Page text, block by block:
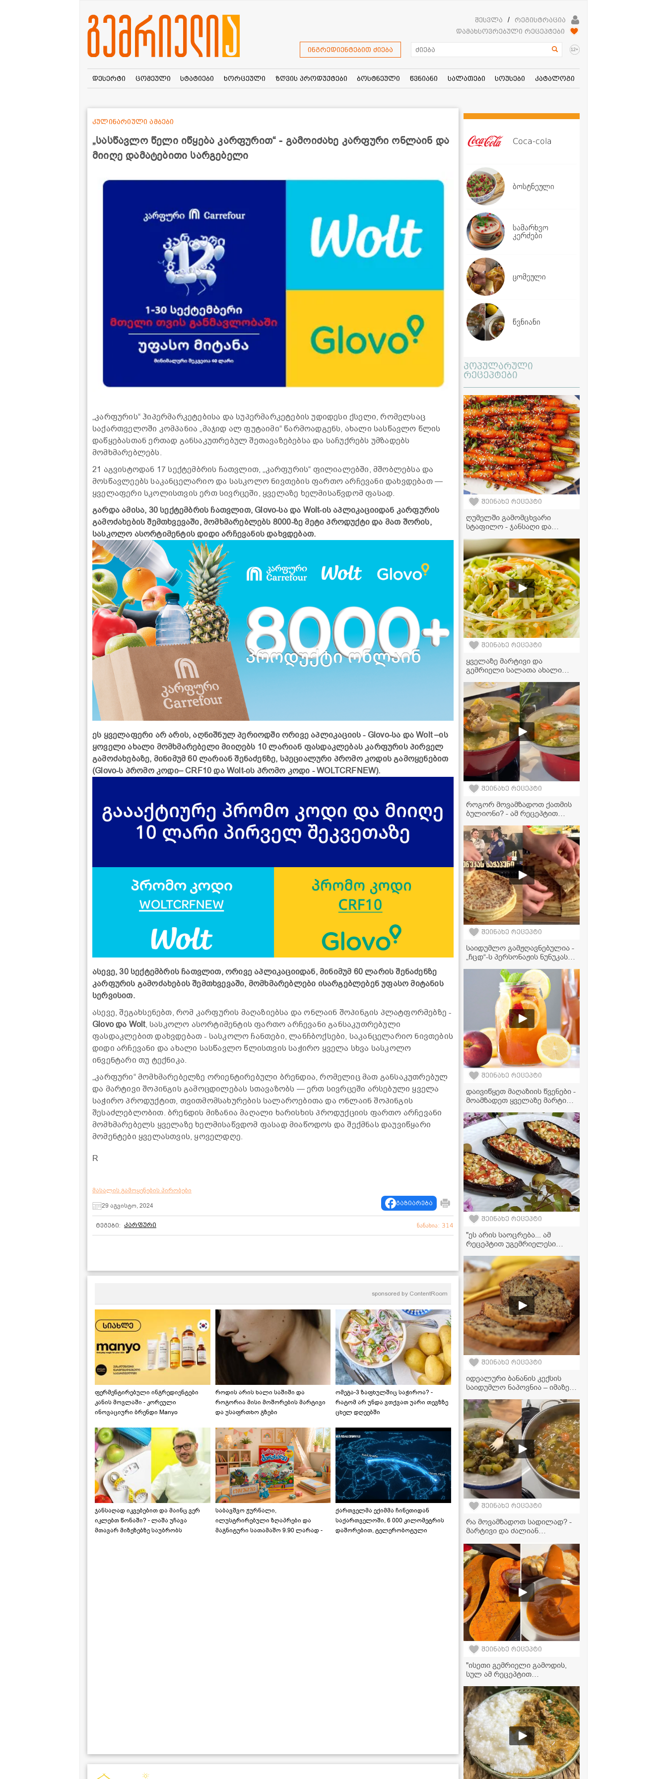
შესვლა /
რეგისტრაცია
დამახსოვრებული რეცეპტები
ინგრედიენტებით ძიება 12+
დესერტი ცომეული სტატიები ხორცეული ზღვის პროდუქტები ბოსტნეული წვნიანი სალათები სოუსები კატალოგი
„სასწავლო წელი იწყება კარფურით“ - გამოიძახე კარფური ონლაინ და
მიიღე დამატებითი სარგებელი
კულინარიული ამბები
„კარფურის“ ჰიპერმარკეტებისა და სუპერმარკეტების უდიდესი ქსელი, რომელსაც
საქართველოში კომპანია „მაჯიდ ალ ფუტაიმი“ წარმოადგენს, ახალი სასწავლო წლის
დაწყებასთან ერთად განსაკუთრებულ შეთავაზებებსა და საჩუქრებს უმზადებს
მომხმარებლებს.
21 აგვისტოდან 17 სექტემბრის ჩათვლით, „კარფურის“ ფილიალებში, მშობლებსა და
მოსწავლეებს საკანცელარიო და სასკოლო ნივთების ფართო არჩევანი დახვდებათ —
ყველაფერი სკოლისთვის ერთ სივრცეში, ყველაზე ხელმისაწვდომ ფასად.
გარდა ამისა, 30 სექტემბრის ჩათვლით, Glovo-სა და Wolt-ის აპლიკაციიდან კარფურის
გამოძახების შემთხვევაში, მომხმარებლებს 8000-ზე მეტი პროდუქტი და მათ შორის,
სასკოლო ასორტიმენტის დიდი არჩევანის დახვდებათ.
ეს ყველაფერი არ არის, აღნიშნულ პერიოდში ორივე აპლიკაციის - Glovo-სა და Wolt –ის
ყოველი ახალი მომხმარებელი მიიღებს 10 ლარიან ფასდაკლებას კარფურის პირველ
გამოძახებაზე, მინიმუმ 60 ლარიან შენაძენზე, სპეციალური პრომო კოდის გამოყენებით
(Glovo-ს პრომო კოდი– CRF10 და Wolt-ის პრომო კოდი - WOLTCRFNEW).
ასევე, 30 სექტემბრის ჩათვლით, ორივე აპლიკაციიდან, მინიმუმ 60 ლარის შენაძენზე
კარფურის გამოძახების შემთხვევაში, მომხმარებლები ისარგებლებენ უფასო მიტანის
სერვისით.
ასევე, შეგახსენებთ, რომ კარფურის მაღაზიებსა და ონლაინ შოპინგის პლატფორმებზე -
Glovo და Wolt, სასკოლო ასორტიმენტის ფართო არჩევანი განსაკუთრებული
ფასდაკლებით დახვდებათ - სასკოლო ჩანთები, ლანჩბოქსები, საკანცელარიო ნივთების
დიდი არჩევანი და ახალი სასწავლო წლისთვის საჭირო ყველა სხვა სასკოლო
ინვენტარი თუ ტექნიკა.
„კარფური“ მომხმარებელზე ორიენტირებული ბრენდია, რომელიც მათ განსაკუთრებულ
და მარტივი შოპინგის გამოცდილებას სთავაზობს — ერთ სივრცეში არსებული ყველა
საჭირო პროდუქტით, თვითმომსახურების სალაროებითა და ონლაინ შოპინგის
შესაძლებლობით. ბრენდის მიზანია მაღალი ხარისხის პროდუქციის ფართო არჩევანი
მომხმარებელს ყველაზე ხელმისაწვდომ ფასად მიაწოდოს და შექმნას დაუვიწყარი
მომენტები ყველასთვის, ყოველდღე.
R
მასალის გამოყენების პირობები
29 აგვისტო, 2024
გაზიარება
ტეგები: კარფური ნანახია: 314
sponsored by ContentRoom
ფერმენტირებული ინგრედიენტები
კანის მოვლაში - კორეული
ინოვაციური ბრენდი Manyo
როდის არის ხალი საშიში და
როგორია მისი მოშორების მარტივი
და უსაფრთხო გზები
ომეგა-3 ზაფხულშიც საჭიროა? -
რატომ არ უნდა ვთქვათ უარი თევზზე
ცხელ დღეებში
ჯანსაღად იკვებებით და მაინც ვერ
იკლებთ წონაში? - ლაშა უჩავა
მთავარ მიზეზებზე საუბრობს
საბავშვო ჟურნალი,
ილუსტრირებული ზღაპრები და
მაგნიტური სათამაშო 9.90 ლარად -
ქართველმა ექიმმა ჩინეთიდან
საქართველოში, 6 000 კილომეტრის
დაშორებით, ტელერობოტული
Coca-cola
ბოსტნეული
სამარხვო
კერძები
ცომეული
წვნიანი
პოპულარული
რეცეპტები
შეინახე რეცეპტი
ღუმელში გამომცხვარი
სტაფილო - ჯანსაღი და
რომელიც უხდება როგორც
ხორცეულს, ისე თევზსა და
ბოსტნეულის კერძებს
შეინახე რეცეპტი
ყველაზე მარტივი და
გემრიელი სალათა ახალი
წუთში მზადდება!
შეინახე რეცეპტი
როგორ მოვამზადოთ ქათმის
ბულიონი? - ამ რეცეპტით
გამოდის!
შეინახე რეცეპტი
საიდუმლო გამჟღავნებულია -
„ჩცდ“-ს პერსონაჟის ნუნუკას
ხაჭაპურის რეცეპტი!
შეინახე რეცეპტი
დაივიწყეთ მაღაზიის წვენები -
მოამზადეთ ყველაზე მარტივი
ლიმონათი სახლში!
შეინახე რეცეპტი
"ეს არის საოცრება... ამ
რეცეპტით უგემრიელესი
ფეტათი
შეინახე რეცეპტი
იდეალური ბანანის კექსის
საიდუმლო ნაპოვნია – იმაზე
წარმოგიდგენიათ!
შეინახე რეცეპტი
რა მოვამზადოთ სადილად? -
მარტივი და ძალიან
რეცეპტი
შეინახე რეცეპტი
"ისეთი გემრიელი გამოდის,
სულ ამ რეცეპტით
სუპის რეცეპტი